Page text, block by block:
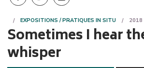
EXPOSITIONS / PRATIQUES IN SITU 2018
Sometimes I hear
whisper